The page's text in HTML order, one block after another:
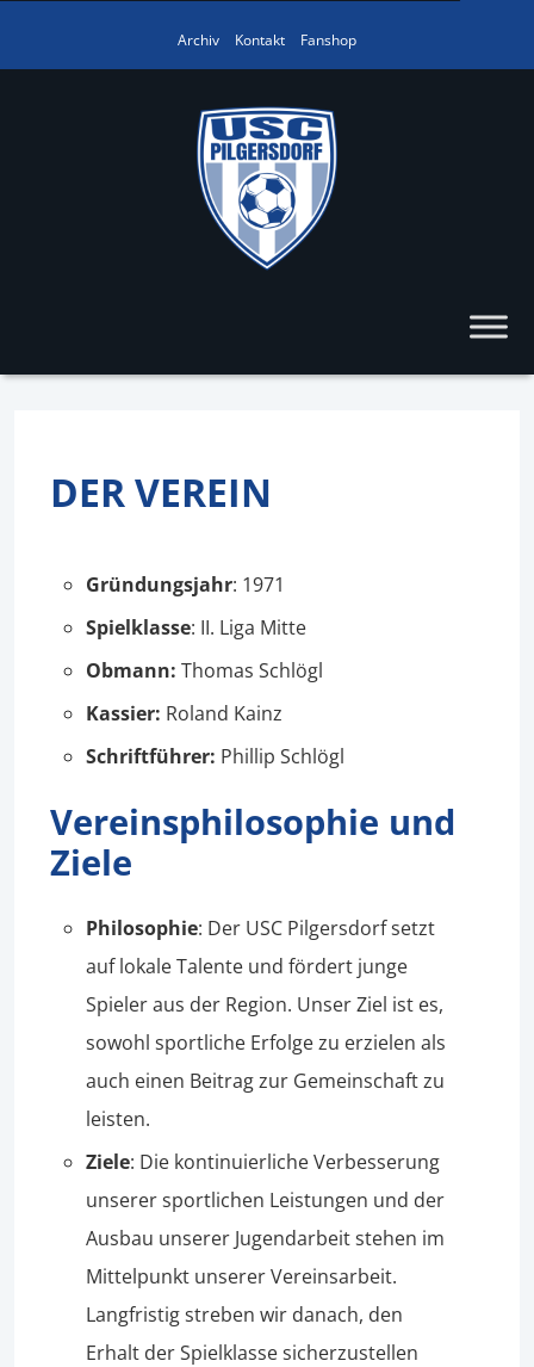
Archiv Kontakt Fanshop
DER VEREIN
Gründungsjahr: 1971
Spielklasse: II. Liga Mitte
Obmann: Thomas Schlögl
Kassier: Roland Kainz
Schriftführer: Phillip Schlögl
Vereinsphilosophie und
Ziele
Philosophie: Der USC Pilgersdorf setzt
auf lokale Talente und fördert junge
Spieler aus der Region. Unser Ziel ist es,
sowohl sportliche Erfolge zu erzielen als
auch einen Beitrag zur Gemeinschaft zu
leisten.
Ziele: Die kontinuierliche Verbesserung
unserer sportlichen Leistungen und der
Ausbau unserer Jugendarbeit stehen im
Mittelpunkt unserer Vereinsarbeit.
Langfristig streben wir danach, den
Erhalt der Spielklasse sicherzustellen